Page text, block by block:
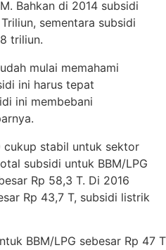
Bahkan di 2014 subsidi
sementara subsidi
triliun.
mulai memahami
ini harus tepat
ini membebani
cukup stabil untuk sektor
subsidi untuk BBM/LPG
Rp 58,3 T. Di 2016
Rp 43,7 T, subsidi listrik
BBM/LPG sebesar Rp 47 T